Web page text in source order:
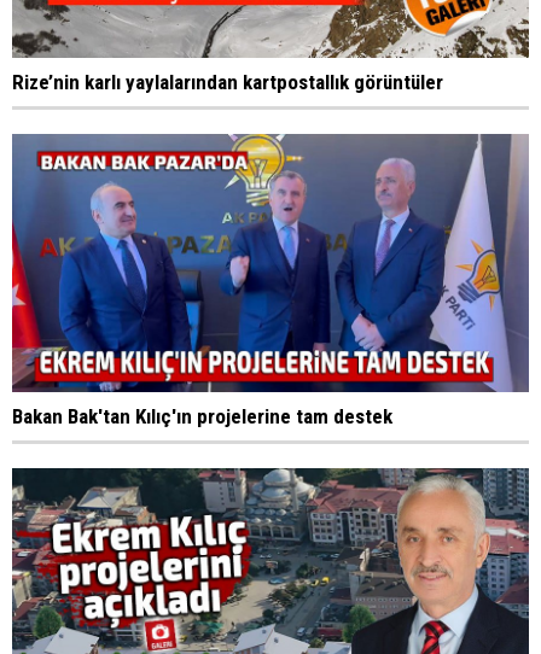
Rize’nin karlı yaylalarından kartpostallık görüntüler
Bakan Bak'tan Kılıç'ın projelerine tam destek